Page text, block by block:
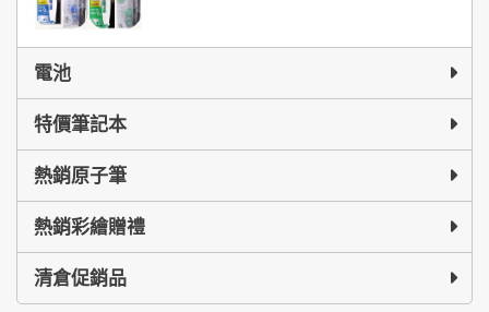
電池
特價筆記本
熱銷原子筆
熱銷彩繪贈禮
清倉促銷品